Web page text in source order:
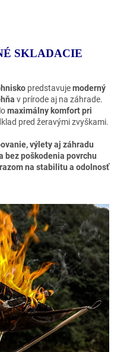
SKLADACIE
predstavujemoderný
v prírode aj na záhrade.
maximálny komfort pri
pred žeravými zvyškami.
výlety aj záhradu
bez poškodenia povrchu
na stabilitu a odolnosť